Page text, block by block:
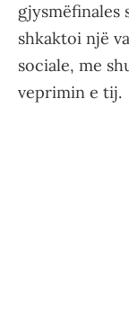
gjysmëfinales
shkaktoi një
sociale, me
veprimin e tij.